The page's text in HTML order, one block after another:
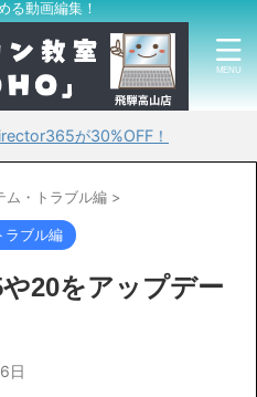
る動画編集！
が30%OFF！
ム・トラブル編 >
ラブル編
20をアップデー
日